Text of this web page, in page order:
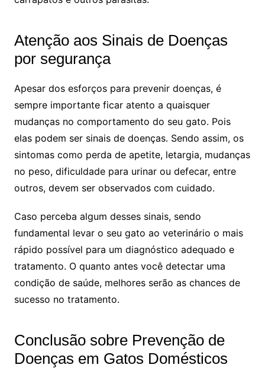
Atenção aos Sinais de Doenças
por segurança
Apesar dos esforços para prevenir doenças, é
sempre importante ficar atento a quaisquer
mudanças no comportamento do seu gato. Pois
elas podem ser sinais de doenças. Sendo assim, os
sintomas como perda de apetite, letargia, mudanças
no peso, dificuldade para urinar ou defecar, entre
outros, devem ser observados com cuidado.
Caso perceba algum desses sinais, sendo
fundamental levar o seu gato ao veterinário o mais
rápido possível para um diagnóstico adequado e
tratamento. O quanto antes você detectar uma
condição de saúde, melhores serão as chances de
sucesso no tratamento.
Conclusão sobre Prevenção de
Doenças em Gatos Domésticos